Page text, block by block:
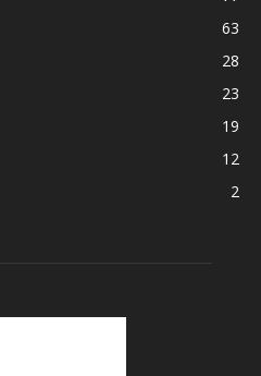
63
28
23
19
12
2